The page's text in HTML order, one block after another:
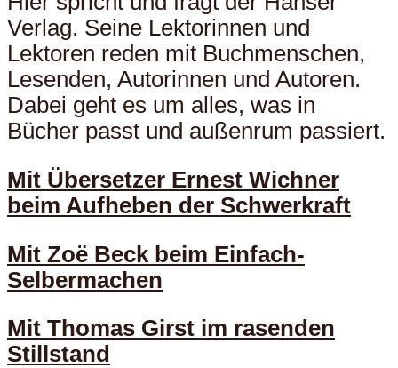
Verlag. Seine Lektorinnen und
Lektoren reden mit Buchmenschen,
Lesenden, Autorinnen und Autoren.
Dabei geht es um alles, was in
Bücher passt und außenrum passiert.
Mit Übersetzer Ernest Wichner
beim Aufheben der Schwerkraft
Mit Zoë Beck beim Einfach-
Selbermachen
Mit Thomas Girst im rasenden
Stillstand